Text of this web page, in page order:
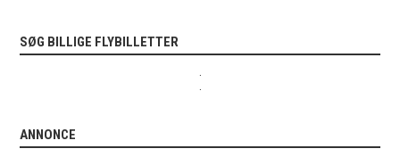
SØG BILLIGE FLYBILLETTER
ANNONCE